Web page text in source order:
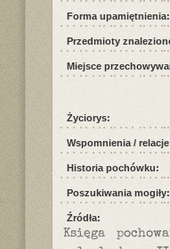
Forma upamiętnienia:
Przedmioty
Miejsce
Życiorys:
Wspomnienia /
Historia pochówku:
Poszukiwania mogiły:
Źródła:
Księga